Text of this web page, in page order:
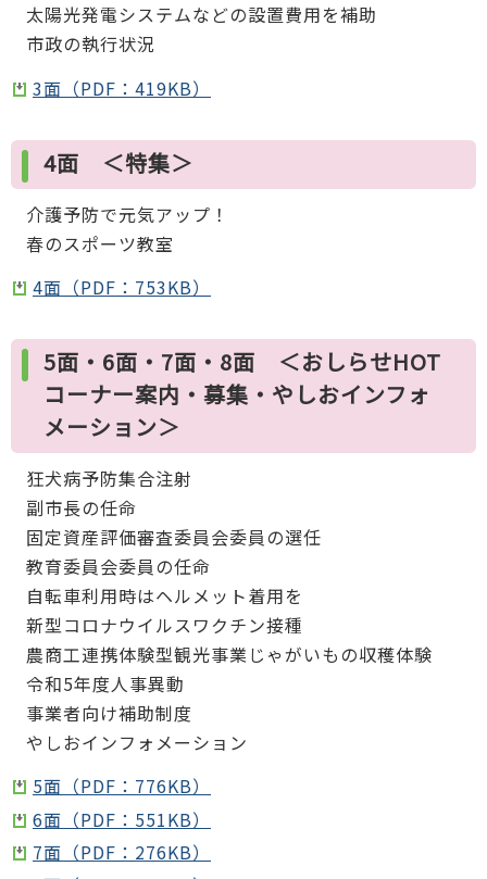
太陽光発電システムなどの設置費用を補助
市政の執行状況
3面（PDF：419KB）
4面 ＜特集＞
介護予防で元気アップ！
春のスポーツ教室
4面（PDF：753KB）
5面・6面・7面・8面 ＜おしらせHOT
コーナー案内・募集・やしおインフォ
メーション＞
狂犬病予防集合注射
副市長の任命
固定資産評価審査委員会委員の選任
教育委員会委員の任命
自転車利用時はヘルメット着用を
新型コロナウイルスワクチン接種
農商工連携体験型観光事業じゃがいもの収穫体験
令和5年度人事異動
事業者向け補助制度
やしおインフォメーション
5面（PDF：776KB）
6面（PDF：551KB）
7面（PDF：276KB）